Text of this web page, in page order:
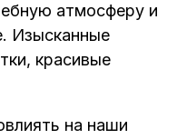
атмосферу и
Изысканные
красивые
на наши